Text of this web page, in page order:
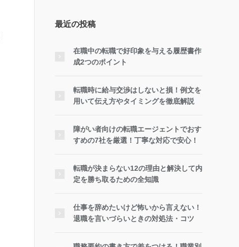
最近の投稿
在職中の転職で好印象を与える履歴書作
成2つのポイント
転職時に給与交渉はしないと損！例文を
用いて伝え方やタイミングを徹底解説
障がい者向けの転職エージェントでおす
すめの7社を厳選！丁寧な対応で安心！
転職が決まらない12の理由と解決して内
定を勝ち取るための全知識
仕事を辞めたいけど怖いから言えない！
退職を言いづらいときの対処法・コツ